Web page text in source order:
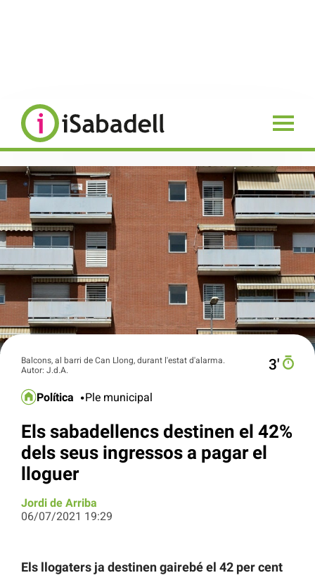
Balcons, al barri de Can Llong, durant l'estat d'alarma.
Autor: J.d.A.
3′
Política Ple municipal
Els sabadellencs destinen el 42%
dels seus ingressos a pagar el
lloguer
Jordi de Arriba
06/07/2021 19:29
Els llogaters ja destinen gairebé el 42 per cent